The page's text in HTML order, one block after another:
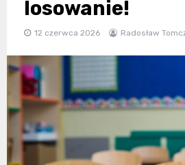
losowanie!
12 czerwca 2026 Radosław